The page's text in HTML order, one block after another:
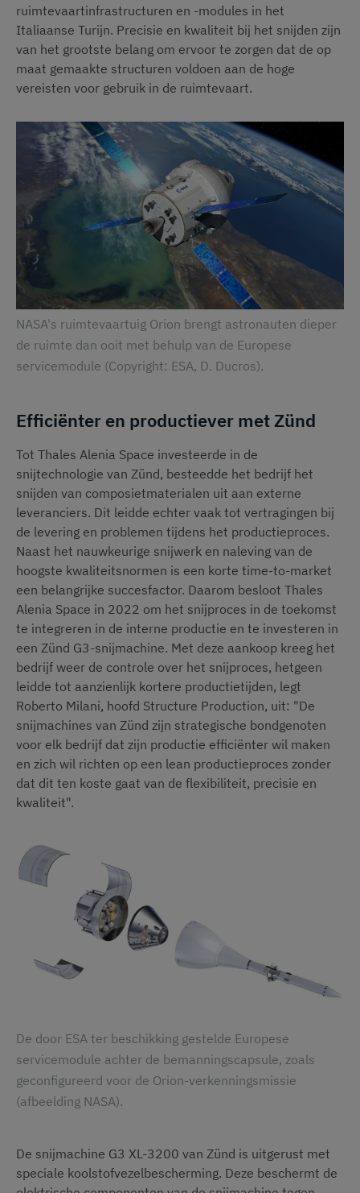
ruimtevaartinfrastructuren en -modules in het
Italiaanse Turijn. Precisie en kwaliteit bij het snijden zijn
van het grootste belang om ervoor te zorgen dat de op
maat gemaakte structuren voldoen aan de hoge
vereisten voor gebruik in de ruimtevaart.
NASA's ruimtevaartuig Orion brengt astronauten dieper
de ruimte dan ooit met behulp van de Europese
servicemodule (Copyright: ESA, D. Ducros).
Efficiënter en productiever met Zünd
Tot Thales Alenia Space investeerde in de
snijtechnologie van Zünd, besteedde het bedrijf het
snijden van composietmaterialen uit aan externe
leveranciers. Dit leidde echter vaak tot vertragingen bij
de levering en problemen tijdens het productieproces.
Naast het nauwkeurige snijwerk en naleving van de
hoogste kwaliteitsnormen is een korte time-to-market
een belangrijke succesfactor. Daarom besloot Thales
Alenia Space in 2022 om het snijproces in de toekomst
te integreren in de interne productie en te investeren in
een Zünd G3-snijmachine. Met deze aankoop kreeg het
bedrijf weer de controle over het snijproces, hetgeen
leidde tot aanzienlijk kortere productietijden, legt
Roberto Milani, hoofd Structure Production, uit: "De
snijmachines van Zünd zijn strategische bondgenoten
voor elk bedrijf dat zijn productie efficiënter wil maken
en zich wil richten op een lean productieproces zonder
dat dit ten koste gaat van de flexibiliteit, precisie en
kwaliteit".
De door ESA ter beschikking gestelde Europese
servicemodule achter de bemanningscapsule, zoals
geconfigureerd voor de Orion-verkenningsmissie
(afbeelding NASA).
De snijmachine G3 XL-3200 van Zünd is uitgerust met
speciale koolstofvezelbescherming. Deze beschermt de